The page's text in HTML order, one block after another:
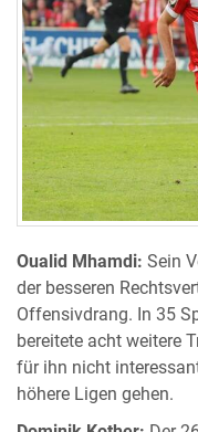
Oualid Mhamdi: Sein
der besseren
Offensivdrang. In 35
bereitete acht weitere
für ihn nicht
höhere Ligen gehen.